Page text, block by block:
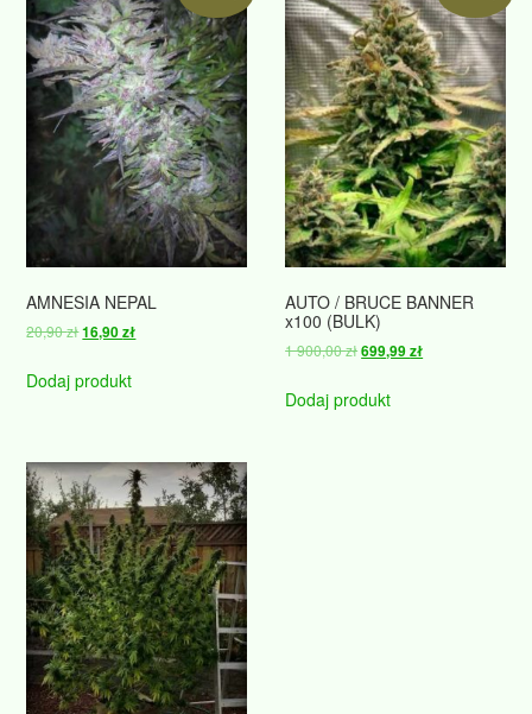
AMNESIA NEPAL
20,90złPierwotna
wynosiła:
16,90złAktualna
Dodaj produkt
AUTO / BRUCE BANNER
x100 (BULK)
1 900,00złPierwotna
wynosiła:
699,99złAktualna
Dodaj produkt